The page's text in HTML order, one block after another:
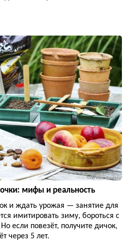
мифы и реальность
и ждать урожая — занятие для
имитировать зиму, бороться с
если повезёт, получите дичок,
через 5 лет.